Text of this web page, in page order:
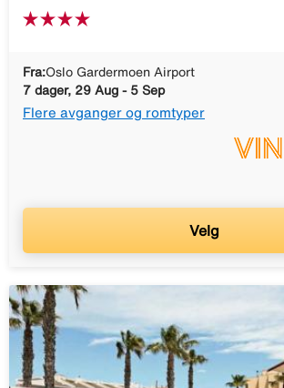
Fra:Oslo Gardermoen Airport
7 dager, 29 Aug - 5 Sep
Flere avganger og romtyper
Velg